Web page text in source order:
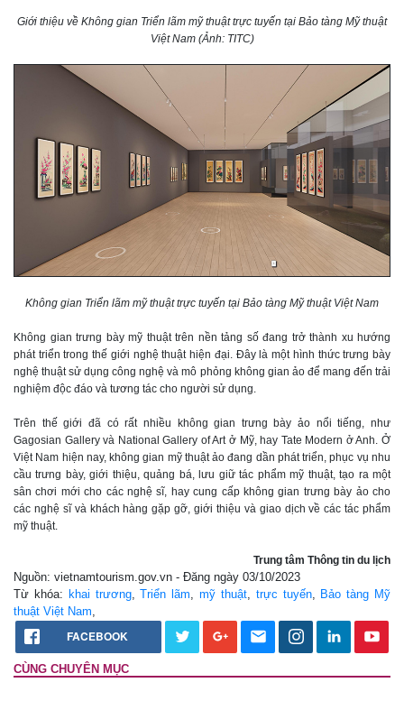
Giới thiệu về Không gian Triển lãm mỹ thuật trực tuyến tại Bảo tàng Mỹ thuật
Việt Nam (Ảnh: TITC)
Không gian Triển lãm mỹ thuật trực tuyến tại Bảo tàng Mỹ thuật Việt Nam
Không gian trưng bày mỹ thuật trên nền tảng số đang trở thành xu hướng
phát triển trong thế giới nghệ thuật hiện đại. Đây là một hình thức trưng bày
nghệ thuật sử dụng công nghệ và mô phỏng không gian ảo để mang đến trải
nghiệm độc đáo và tương tác cho người sử dụng.
Trên thế giới đã có rất nhiều không gian trưng bày ảo nổi tiếng, như
Gagosian Gallery và National Gallery of Art ở Mỹ, hay Tate Modern ở Anh. Ở
Việt Nam hiện nay, không gian mỹ thuật ảo đang dần phát triển, phục vụ nhu
cầu trưng bày, giới thiệu, quảng bá, lưu giữ tác phẩm mỹ thuật, tạo ra một
sân chơi mới cho các nghệ sĩ, hay cung cấp không gian trưng bày ảo cho
các nghệ sĩ và khách hàng gặp gỡ, giới thiệu và giao dịch về các tác phẩm
mỹ thuật.
Trung tâm Thông tin du lịch
Nguồn: vietnamtourism.gov.vn - Đăng ngày 03/10/2023
Từ khóa: khai trương,Triển lãm ,mỹ thuật, trực tuyến,
Bảo tàng Mỹ
thuật Việt Nam
FACEBOOK
CÙNG CHUYÊN MỤC